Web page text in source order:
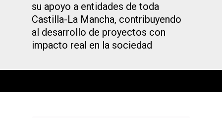
su apoyo a entidades de toda
Castilla-La Mancha, contribuyendo
al desarrollo de proyectos con
impacto real en la sociedad